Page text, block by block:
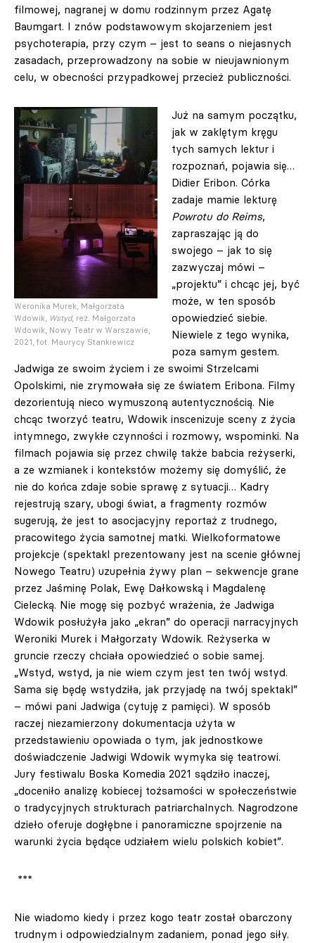
filmowej, nagranej w domu rodzinnym przez Agatę
Baumgart. I znów podstawowym skojarzeniem jest
psychoterapia, przy czym – jest to seans o niejasnych
zasadach, przeprowadzony na sobie w nieujawnionym
celu, w obecności przypadkowej przecież publiczności.
Weronika Murek, Małgorzata
Wdowik, Wstyd, reż. Małgorzata
Wdowik, Nowy Teatr w Warszawie,
2021, fot. Maurycy Stankiewicz
Już na samym początku,
jak w zaklętym kręgu
tych samych lektur i
rozpoznań, pojawia się…
Didier Eribon. Córka
zadaje mamie lekturę
Powrotu do Reims,
zapraszając ją do
swojego – jak to się
zazwyczaj mówi –
„projektu” i chcąc jej, być
może, w ten sposób
opowiedzieć siebie.
Niewiele z tego wynika,
poza samym gestem.
Jadwiga ze swoim życiem i ze swoimi Strzelcami
Opolskimi, nie zrymowała się ze światem Eribona. Filmy
dezorientują nieco wymuszoną autentycznością. Nie
chcąc tworzyć teatru, Wdowik inscenizuje sceny z życia
intymnego, zwykłe czynności i rozmowy, wspominki. Na
filmach pojawia się przez chwilę także babcia reżyserki,
a ze wzmianek i kontekstów możemy się domyślić, że
nie do końca zdaje sobie sprawę z sytuacji… Kadry
rejestrują szary, ubogi świat, a fragmenty rozmów
sugerują, że jest to asocjacyjny reportaż z trudnego,
pracowitego życia samotnej matki. Wielkoformatowe
projekcje (spektakl prezentowany jest na scenie głównej
Nowego Teatru) uzupełnia żywy plan – sekwencje grane
przez Jaśminę Polak, Ewę Dałkowską i Magdalenę
Cielecką. Nie mogę się pozbyć wrażenia, że Jadwiga
Wdowik posłużyła jako „ekran” do operacji narracyjnych
Weroniki Murek i Małgorzaty Wdowik. Reżyserka w
gruncie rzeczy chciała opowiedzieć o sobie samej.
„Wstyd, wstyd, ja nie wiem czym jest ten twój wstyd.
Sama się będę wstydziła, jak przyjadę na twój spektakl”
– mówi pani Jadwiga (cytuję z pamięci). W sposób
raczej niezamierzony dokumentacja użyta w
przedstawieniu opowiada o tym, jak jednostkowe
doświadczenie Jadwigi Wdowik wymyka się teatrowi.
Jury festiwalu Boska Komedia 2021 sądziło inaczej,
„doceniło analizę kobiecej tożsamości w społeczeństwie
o tradycyjnych strukturach patriarchalnych. Nagrodzone
dzieło oferuje dogłębne i panoramiczne spojrzenie na
warunki życia będące udziałem wielu polskich kobiet”.
***
Nie wiadomo kiedy i przez kogo teatr został obarczony
trudnym i odpowiedzialnym zadaniem, ponad jego siły.